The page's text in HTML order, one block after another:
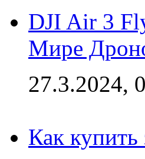
DJI Air 3
Мире
27.3.2024,
Как купить